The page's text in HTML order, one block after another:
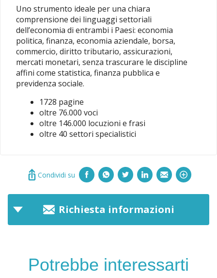
Uno strumento ideale per una chiara
comprensione dei linguaggi settoriali
dell’economia di entrambi i Paesi: economia
politica, finanza, economia aziendale, borsa,
commercio, diritto tributario, assicurazioni,
mercati monetari, senza trascurare le discipline
affini come statistica, finanza pubblica e
previdenza sociale.
1728 pagine
oltre 76.000 voci
oltre 146.000 locuzioni e frasi
oltre 40 settori specialistici
Condividi su
Richiesta informazioni
Potrebbe interessarti